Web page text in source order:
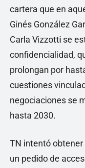
cartera que en
Ginés González
Carla Vizzotti se
confidencialidad,
prolongan por
cuestiones
negociaciones se
hasta 2030.
TN intentó
un pedido de